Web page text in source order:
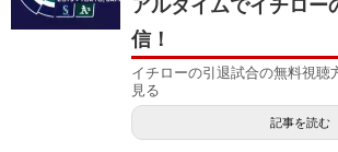
アルタイムでイチロー
信！
イチローの引退試合の無料視聴
見る
記事を読む